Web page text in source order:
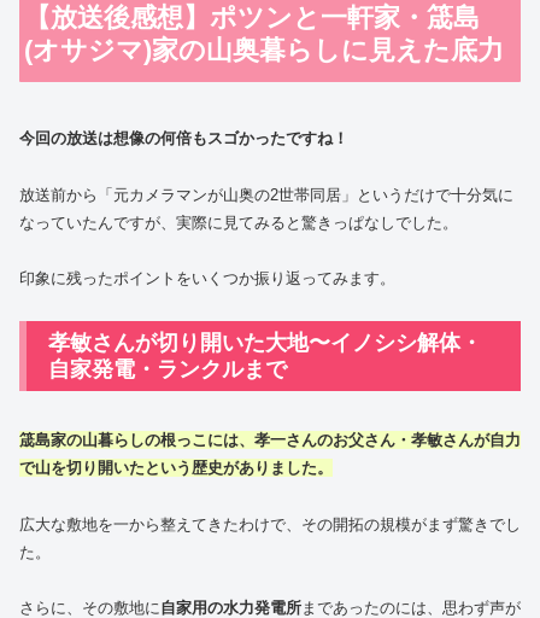
【放送後感想】ポツンと一軒家・筬島
(オサジマ)家の山奥暮らしに見えた底力
今回の放送は想像の何倍もスゴかったですね！
放送前から「元カメラマンが山奥の2世帯同居」というだけで十分気に
なっていたんですが、実際に見てみると驚きっぱなしでした。
印象に残ったポイントをいくつか振り返ってみます。
孝敏さんが切り開いた大地〜イノシシ解体・
自家発電・ランクルまで
筬島家の山暮らしの根っこには、孝一さんのお父さん・孝敏さんが自力
で山を切り開いたという歴史がありました。
広大な敷地を一から整えてきたわけで、その開拓の規模がまず驚きでし
た。
さらに、その敷地に 自家用の水力発電所 まであったのには、思わず声が